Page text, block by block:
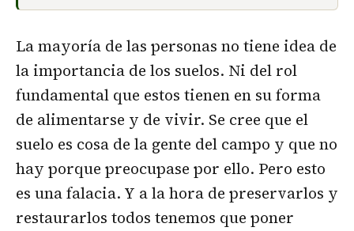
La mayoría de las personas no tiene idea de
la importancia de los suelos. Ni del rol
fundamental que estos tienen en su forma
de alimentarse y de vivir. Se cree que el
suelo es cosa de la gente del campo y que no
hay porque preocupase por ello. Pero esto
es una falacia. Y a la hora de preservarlos y
restaurarlos todos tenemos que poner